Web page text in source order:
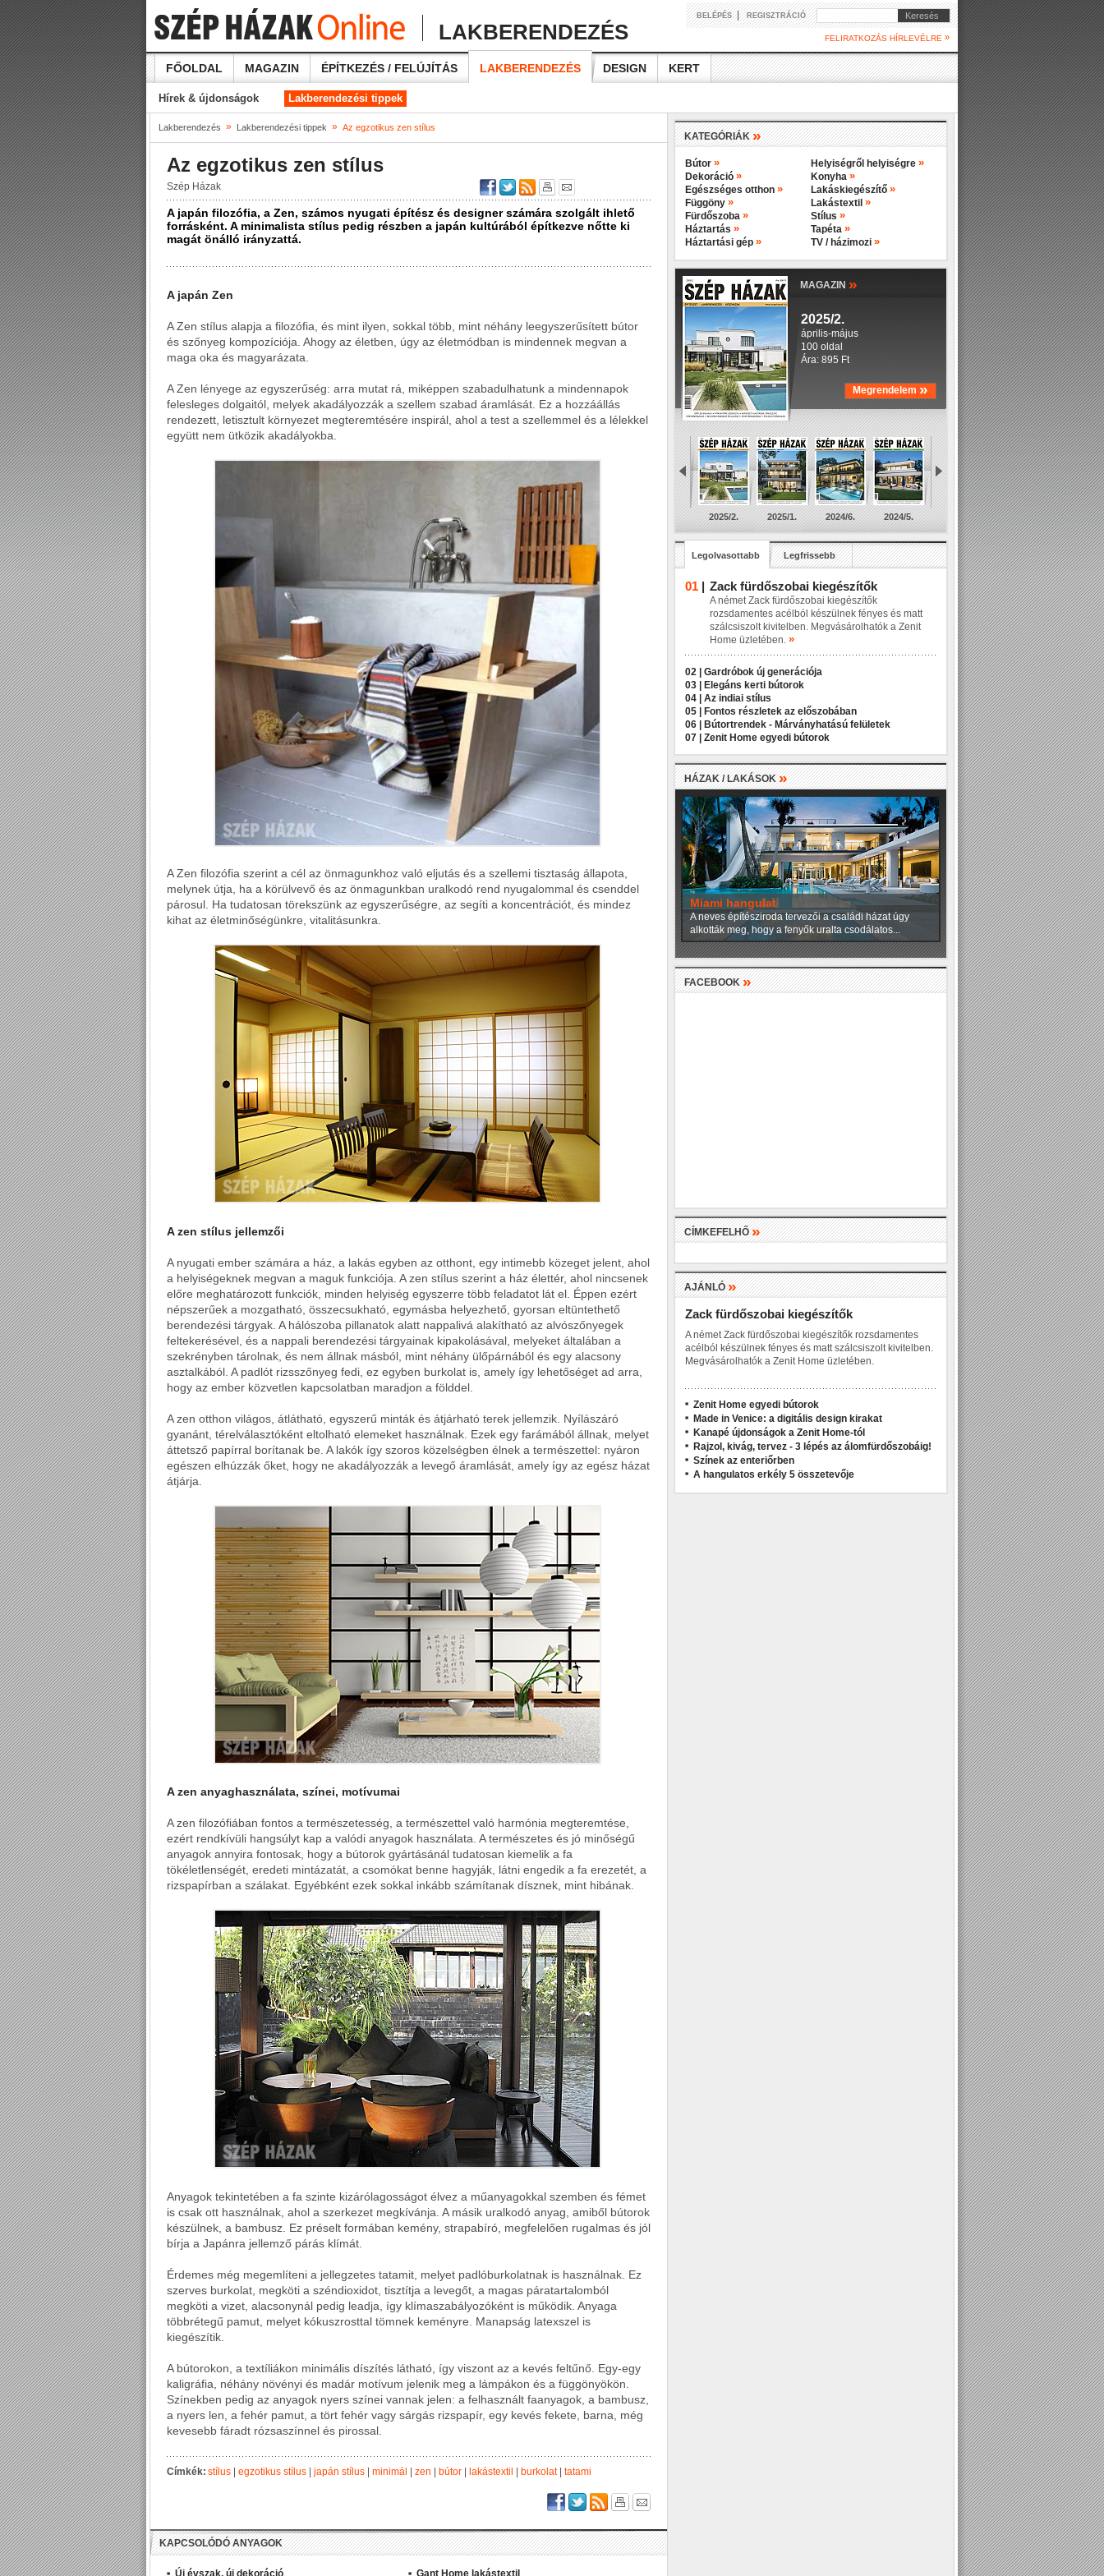
LAKBERENDEZÉS
BELÉPÉS| REGISZTRÁCIÓ Keresés
FELIRATKOZÁS HÍRLEVÉLRE »
FŐOLDAL MAGAZIN ÉPÍTKEZÉS / FELÚJÍTÁS LAKBERENDEZÉS DESIGN KERT
Hírek & újdonságok Lakberendezési tippek
Lakberendezés » Lakberendezési tippek » Az egzotikus zen stílus
Az egzotikus zen stílus
Szép Házak
A japán filozófia, a Zen, számos nyugati építész és designer számára szolgált ihlető
forrásként. A minimalista stílus pedig részben a japán kultúrából építkezve nőtte ki
magát önálló irányzattá.
A japán Zen
A Zen stílus alapja a filozófia, és mint ilyen, sokkal több, mint néhány leegyszerűsített bútor
és szőnyeg kompozíciója. Ahogy az életben, úgy az életmódban is mindennek megvan a
maga oka és magyarázata.
A Zen lényege az egyszerűség: arra mutat rá, miképpen szabadulhatunk a mindennapok
felesleges dolgaitól, melyek akadályozzák a szellem szabad áramlását. Ez a hozzáállás
rendezett, letisztult környezet megteremtésére inspirál, ahol a test a szellemmel és a lélekkel
együtt nem ütközik akadályokba.
A Zen filozófia szerint a cél az önmagunkhoz való eljutás és a szellemi tisztaság állapota,
melynek útja, ha a körülvevő és az önmagunkban uralkodó rend nyugalommal és csenddel
párosul. Ha tudatosan törekszünk az egyszerűségre, az segíti a koncentrációt, és mindez
kihat az életminőségünkre, vitalitásunkra.
A zen stílus jellemzői
A nyugati ember számára a ház, a lakás egyben az otthont, egy intimebb közeget jelent, ahol
a helyiségeknek megvan a maguk funkciója. A zen stílus szerint a ház élettér, ahol nincsenek
előre meghatározott funkciók, minden helyiség egyszerre több feladatot lát el. Éppen ezért
népszerűek a mozgatható, összecsukható, egymásba helyezhető, gyorsan eltüntethető
berendezési tárgyak. A hálószoba pillanatok alatt nappalivá alakítható az alvószőnyegek
feltekerésével, és a nappali berendezési tárgyainak kipakolásával, melyeket általában a
szekrényben tárolnak, és nem állnak másból, mint néhány ülőpárnából és egy alacsony
asztalkából. A padlót rizsszőnyeg fedi, ez egyben burkolat is, amely így lehetőséget ad arra,
hogy az ember közvetlen kapcsolatban maradjon a földdel.
A zen otthon világos, átlátható, egyszerű minták és átjárható terek jellemzik. Nyílászáró
gyanánt, térelválasztóként eltolható elemeket használnak. Ezek egy farámából állnak, melyet
áttetsző papírral borítanak be. A lakók így szoros közelségben élnek a természettel: nyáron
egészen elhúzzák őket, hogy ne akadályozzák a levegő áramlását, amely így az egész házat
átjárja.
A zen anyaghasználata, színei, motívumai
A zen filozófiában fontos a természetesség, a természettel való harmónia megteremtése,
ezért rendkívüli hangsúlyt kap a valódi anyagok használata. A természetes és jó minőségű
anyagok annyira fontosak, hogy a bútorok gyártásánál tudatosan kiemelik a fa
tökéletlenségét, eredeti mintázatát, a csomókat benne hagyják, látni engedik a fa erezetét, a
rizspapírban a szálakat. Egyébként ezek sokkal inkább számítanak dísznek, mint hibának.
Anyagok tekintetében a fa szinte kizárólagosságot élvez a műanyagokkal szemben és fémet
is csak ott használnak, ahol a szerkezet megkívánja. A másik uralkodó anyag, amiből bútorok
készülnek, a bambusz. Ez préselt formában kemény, strapabíró, megfelelően rugalmas és jól
bírja a Japánra jellemző párás klímát.
Érdemes még megemlíteni a jellegzetes tatamit, melyet padlóburkolatnak is használnak. Ez
szerves burkolat, megköti a széndioxidot, tisztítja a levegőt, a magas páratartalomból
megköti a vizet, alacsonynál pedig leadja, így klímaszabályozóként is működik. Anyaga
többrétegű pamut, melyet kókuszrosttal tömnek keményre. Manapság latexszel is
kiegészítik.
A bútorokon, a textíliákon minimális díszítés látható, így viszont az a kevés feltűnő. Egy-egy
kaligráfia, néhány növényi és madár motívum jelenik meg a lámpákon és a függönyökön.
Színekben pedig az anyagok nyers színei vannak jelen: a felhasznált faanyagok, a bambusz,
a nyers len, a fehér pamut, a tört fehér vagy sárgás rizspapír, egy kevés fekete, barna, még
kevesebb fáradt rózsaszínnel és pirossal.
Címkék:stílus egzotikus stílus japán stílus minimál zen bútor lakástextil burkolat| tatami
KAPCSOLÓDÓ ANYAGOK
Új évszak, új dekoráció Gant Home lakástextil
KATEGÓRIÁK»
Bútor »
Dekoráció »
Egészséges otthon »
Függöny »
Fürdőszoba »
Háztartás »
Háztartási gép »
Helyiségről helyiségre »
Konyha »
Lakáskiegészítő »
Lakástextil »
Stílus »
Tapéta »
TV / házimozi »
MAGAZIN »
2025/2.
április-május
100 oldal
Ára: 895 Ft
Megrendelem »
2025/2. 2025/1. 2024/6. 2024/5.
Legolvasottabb Legfrissebb
01 | Zack fürdőszobai kiegészítők
A német Zack fürdőszobai kiegészítők
rozsdamentes acélból készülnek fényes és matt
szálcsiszolt kivitelben. Megvásárolhatók a Zenit
Home üzletében. »
02 |
Gardróbok új generációja
03 |
Elegáns kerti bútorok
04 |
Az indiai stílus
05 |
Fontos részletek az előszobában
06 |
Bútortrendek - Márványhatású felületek
07 |
Zenit Home egyedi bútorok
HÁZAK / LAKÁSOK »
Miami hangulat
A neves építésziroda tervezői a családi házat úgy
alkották meg, hogy a fenyők uralta csodálatos...
FACEBOOK»
CÍMKEFELHŐ»
AJÁNLÓ»
Zack fürdőszobai kiegészítők
A német Zack fürdőszobai kiegészítők rozsdamentes
acélból készülnek fényes és matt szálcsiszolt kivitelben.
Megvásárolhatók a Zenit Home üzletében.
Zenit Home egyedi bútorok
Made in Venice: a digitális design kirakat
Kanapé újdonságok a Zenit Home-tól
Rajzol, kivág, tervez - 3 lépés az álomfürdőszobáig!
Színek az enteriőrben
A hangulatos erkély 5 összetevője